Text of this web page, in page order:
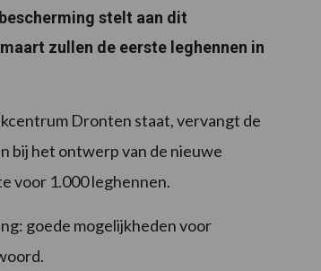
stelt aan dit
zullen de eerste leghennen in
Dronten staat, vervangt de
bij het ontwerp van de nieuwe
voor 1.000 leghennen.
goede mogelijkheden voor